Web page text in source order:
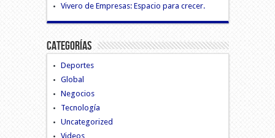
Vivero de Empresas: Espacio para crecer.
Categorías
Deportes
Global
Negocios
Tecnología
Uncategorized
Videos